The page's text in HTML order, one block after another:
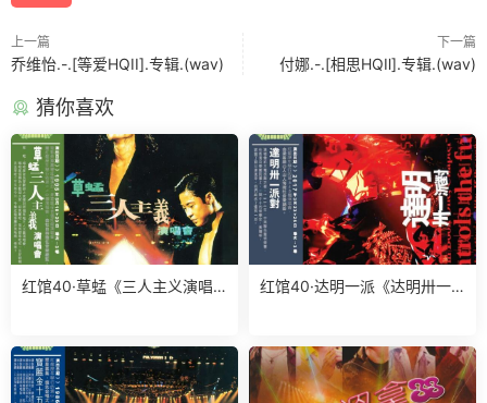
上一篇
乔维怡.-.[等爱HQII].专辑.(wav)
下一篇
付娜.-.[相思HQⅡ].专辑.(wav)
猜你喜欢
红馆40·草蜢《三人主义演唱
红馆40·达明一派《达明卅一